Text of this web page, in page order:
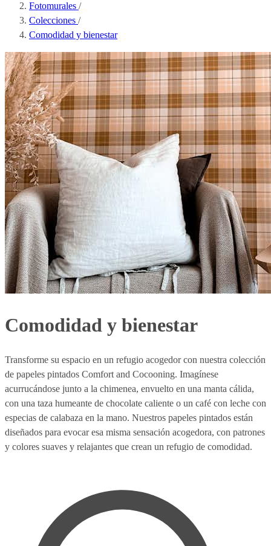
Fotomurales /
Colecciones /
Comodidad y bienestar
Comodidad y bienestar
Transforme su espacio en un refugio acogedor con nuestra colección
de papeles pintados Comfort and Cocooning. Imagínese
acurrucándose junto a la chimenea, envuelto en una manta cálida,
con una taza humeante de chocolate caliente o un café con leche con
especias de calabaza en la mano. Nuestros papeles pintados están
diseñados para evocar esa misma sensación acogedora, con patrones
y colores suaves y relajantes que crean un refugio de comodidad.